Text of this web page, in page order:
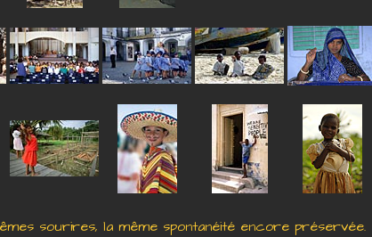
sourires, la même spontanéité encore préservée.